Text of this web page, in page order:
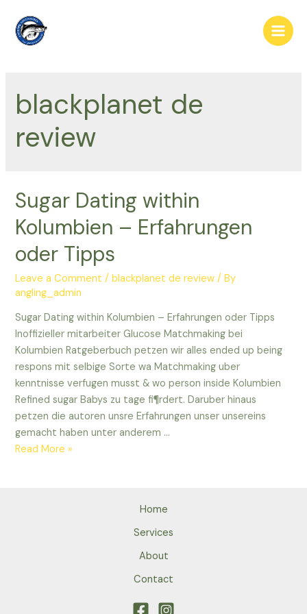
content
Main
blackplanet de
review
Sugar Dating within
Kolumbien – Erfahrungen
oder Tipps
Leave a Comment /blackplanet de review / By
angling_admin
Sugar Dating within Kolumbien – Erfahrungen oder Tipps
Inoffizieller mitarbeiter Glucose Matchmaking bei
Kolumbien Ratgeberbuch petzen wir alles ended up being
respons mit selbige Sorte wa Matchmaking uber
kenntnisse verfugen musst & wo person inside Kolumbien
Refined sugar Babys zu tage fi¶rdert. Daruber hinaus
petzen die autoren unsre Erfahrungen unser unsereins
gemacht haben unter anderem …
Sugar
Read More »
Home
Services
About
Contact